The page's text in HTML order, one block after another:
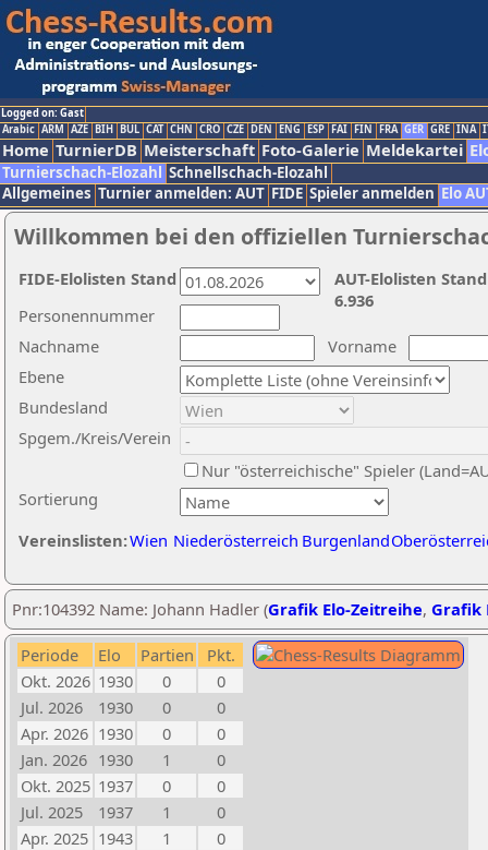
Logged on: Gast
Arabic ARM AZE BIH BUL CAT CHN CRO CZE DEN ENG ESP FAI FIN FRA GER GRE INA
Home TurnierDB Meisterschaft Foto-Galerie Meldekartei
Turnierschach-Elozahl Schnellschach-Elozahl
Allgemeines Turnier anmelden: AUT FIDE Spieler anmelden Elo
Willkommen bei den offiziellen
Nachname
Vorname
Ebene
Sortierung
Personennummer
Bundesland
Spgem./Kreis/Verein
Nur "österreichische" Spieler
Vereinslisten:Wien Niederösterreich Burgenland
AUT-Elolisten
6.936
FIDE-Elolisten Stand
Pnr:104392 Name: Johann Hadler (Grafik Elo-Zeitreihe, Grafik
Periode Elo Partien
Pkt.
Okt. 2026 1930 0
0
Jul. 2026
1930 0
0
Apr. 2026 1930 0
0
Jan. 2026 1930 1
0
Okt. 2025 1937 0
0
Jul. 2025
1937 1
0
Apr. 2025 1943 1
0